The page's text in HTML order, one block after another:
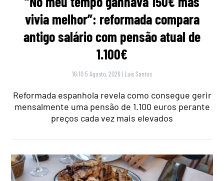
vivia melhor”: reformada compara
antigo salário com pensão atual de
1.100€
16:10 5 Agosto, 2026 | Luís Santos
Reformada espanhola revela como consegue gerir
mensalmente uma pensão de 1.100 euros perante
preços cada vez mais elevados